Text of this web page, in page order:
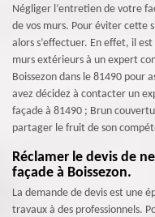
Négliger l’entretien de votre
de vos murs. Pour éviter cette
alors s’effectuer. En effet, il
murs extérieurs à un expert
Boissezon dans le 81490 pour
avez décidez à contacter un
façade à 81490 ; Brun
partager le fruit de son
Réclamer le devis de
façade à Boissezon.
La demande de devis est une
travaux à des professionnels.